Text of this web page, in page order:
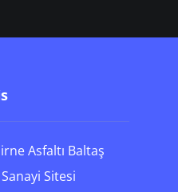
Asfaltı Baltaş
Sitesi